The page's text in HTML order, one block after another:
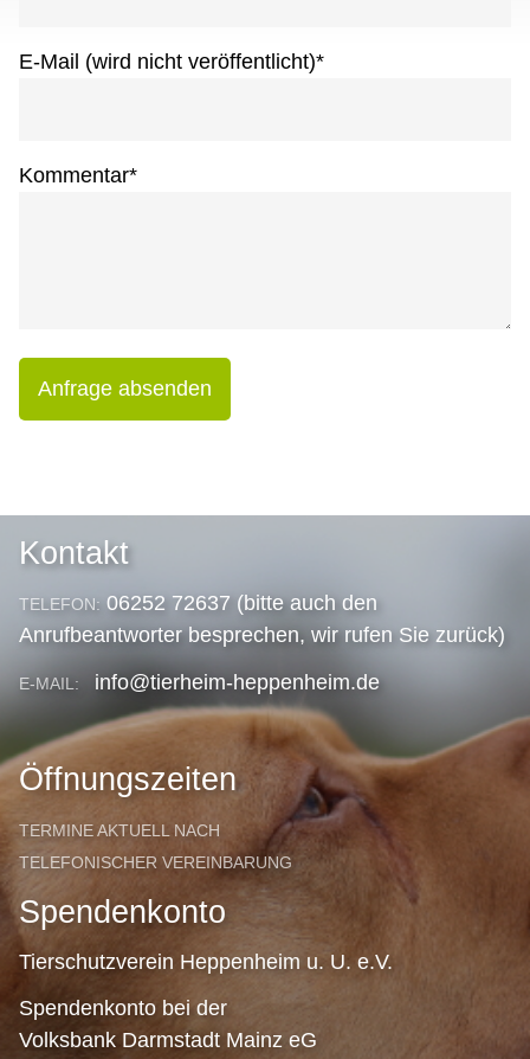
E-Mail (wird nicht veröffentlicht)*
Kommentar*
Anfrage absenden
Kontakt
TELEFON: 06252 72637 (bitte auch den
Anrufbeantworter besprechen, wir rufen Sie zurück)
E-MAIL: info@tierheim-heppenheim.de
Öffnungszeiten
TERMINE AKTUELL NACH
TELEFONISCHER VEREINBARUNG
Spendenkonto
Tierschutzverein Heppenheim u. U. e.V.
Spendenkonto bei der
Volksbank Darmstadt Mainz eG